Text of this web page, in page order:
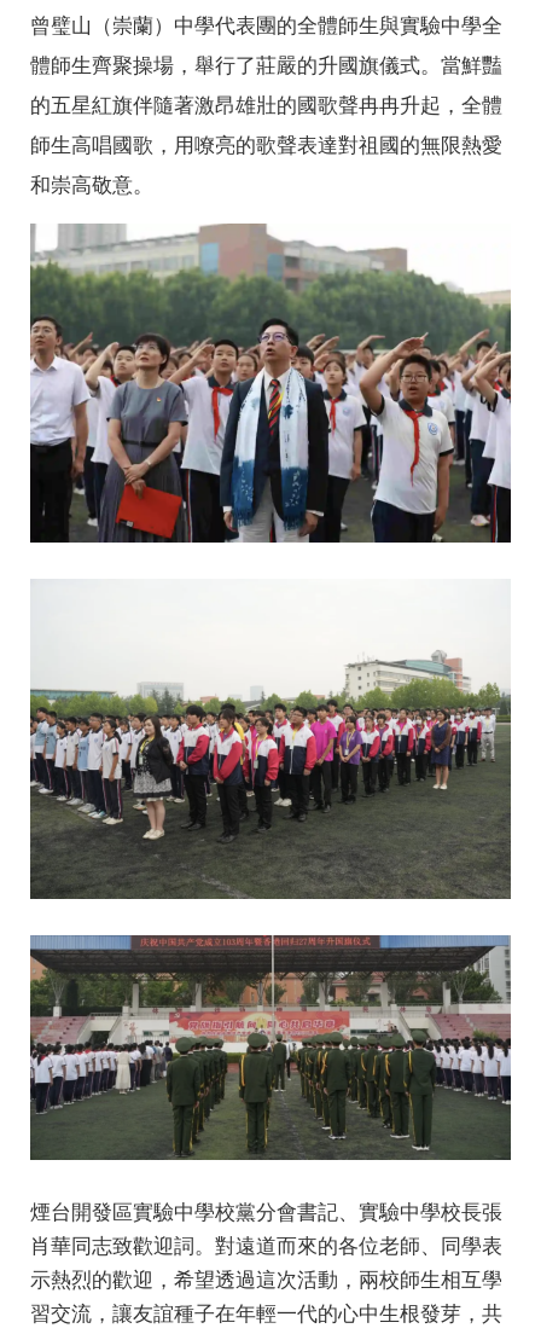
曾璧山（崇蘭）中學代表團的全體師生與實驗中學全
體師生齊聚操場，舉行了莊嚴的升國旗儀式。當鮮豔
的五星紅旗伴隨著激昂雄壯的國歌聲冉冉升起，全體
師生高唱國歌，用嘹亮的歌聲表達對祖國的無限熱愛
和崇高敬意。
煙台開發區實驗中學校黨分會書記、實驗中學校長張
肖華同志致歡迎詞。對遠道而來的各位老師、同學表
示熱烈的歡迎，希望透過這次活動，兩校師生相互學
習交流，讓友誼種子在年輕一代的心中生根發芽，共